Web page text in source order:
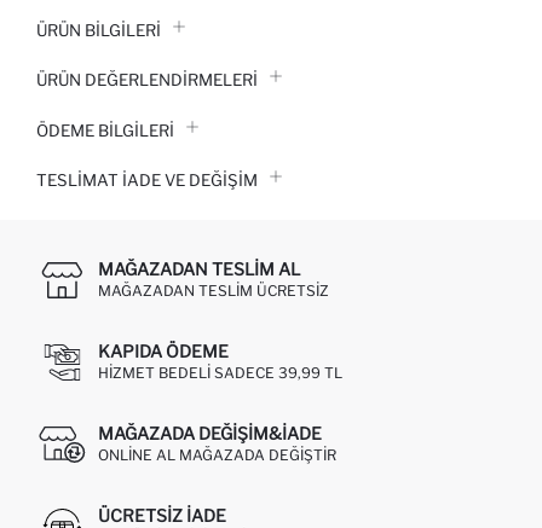
ÜRÜN BILGILERI
ÜRÜN DEĞERLENDİRMELERİ
ÖDEME BİLGİLERİ
TESLIMAT İADE VE DEĞIŞIM
MAĞAZADAN TESLIM AL
MAĞAZADAN TESLIM ÜCRETSIZ
KAPIDA ÖDEME
HIZMET BEDELI SADECE 39,99 TL
MAĞAZADA DEĞIŞIM&İADE
ONLINE AL MAĞAZADA DEĞIŞTIR
ÜCRETSIZ IADE